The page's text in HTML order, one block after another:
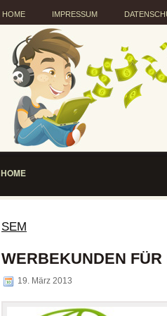
HOME IMPRESSUM
HOME
SEM
WERBEKUNDEN
19. März 2013